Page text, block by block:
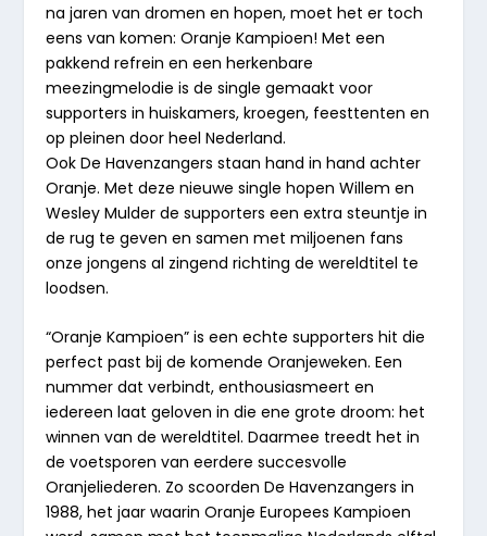
na jaren van dromen en hopen, moet het er toch
eens van komen:Oranje Kampioen! Met een
pakkend refrein en een herkenbare
meezingmelodie is de single gemaakt voor
supporters in huiskamers, kroegen, feesttenten en
op pleinen door heel Nederland.
Ook De Havenzangers staan hand in hand achter
Oranje. Met deze nieuwe single hopen Willem en
Wesley Mulder de supporters een extra steuntje in
de rug te geven en samen met miljoenen fans
onze jongens al zingend richting de wereldtitel te
loodsen.
“Oranje Kampioen” is een echte supporters hit die
perfect past bij de komende Oranjeweken. Een
nummer dat verbindt, enthousiasmeert en
iedereen laat geloven in die ene grote droom: het
winnen van de wereldtitel. Daarmee treedt het in
de voetsporen van eerdere succesvolle
Oranjeliederen. Zo scoordenDe Havenzangers in
1988, het jaar waarin Oranje Europees Kampioen